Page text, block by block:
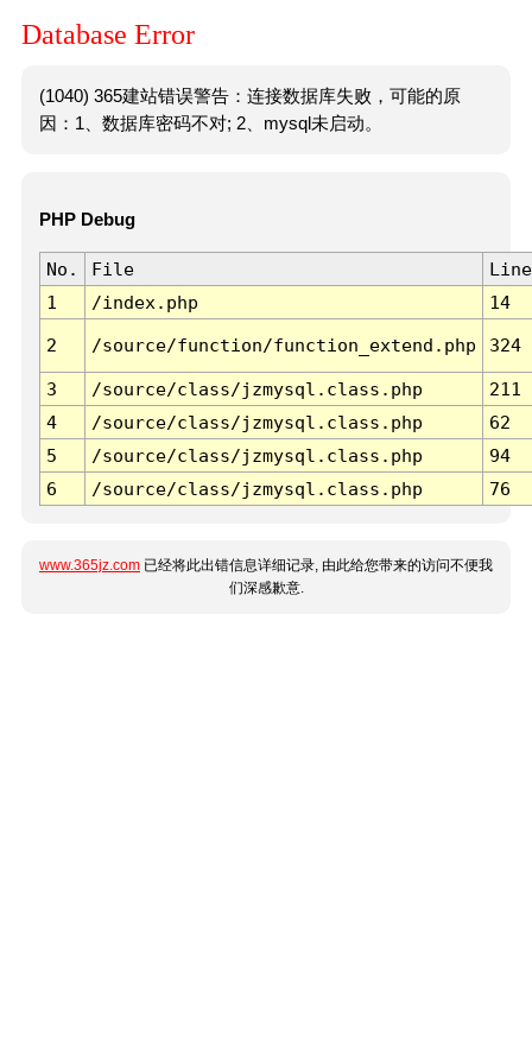
Database Error
(1040) 365建站错误警告：连接数据库失败，可能的原
因：1、数据库密码不对; 2、mysql未启动。
PHP Debug
No. File
Line
1
/index.php 14
2 /source/function/function_extend.php 324
3 /source/class/jzmysql.class.php
211
4
/source/class/jzmysql.class.php
62
5
/source/class/jzmysql.class.php
94
6
/source/class/jzmysql.class.php 76
www.365jz.com 已经将此出错信息详细记录, 由此给您带来的访问不便我
们深感歉意.